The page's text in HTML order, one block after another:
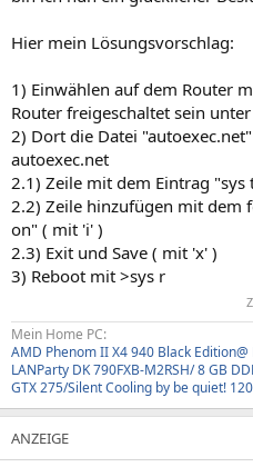
Hier mein Lösungsvorschlag:
1) Einwählen auf dem Router
Router freigeschaltet sein
2) Dort die Datei
autoexec.net
2.1) Zeile mit dem Eintrag
2.2) Zeile hinzufügen mit
on" ( mit 'i' )
2.3) Exit und Save ( mit 'x' )
3) Reboot mit >sys r
Mein Home PC:
AMD Phenom II X4 940 Black
LANParty DK 790FXB-M2RSH/ 8 GB
GTX 275/Silent Cooling by be quiet!